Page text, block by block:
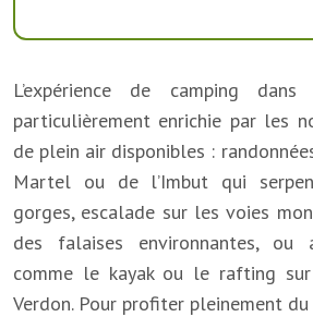
L’expérience de camping
particulièrement enrichie par les
de plein air disponibles :
Martel ou de l’Imbut qui
gorges, escalade sur les voies
des falaises environnantes, ou
comme le kayak ou le rafting
Verdon. Pour profiter pleinement